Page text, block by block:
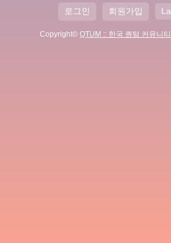
로그인 회원가입
Copyright© QTUM :: 한국 퀀텀 커뮤니티